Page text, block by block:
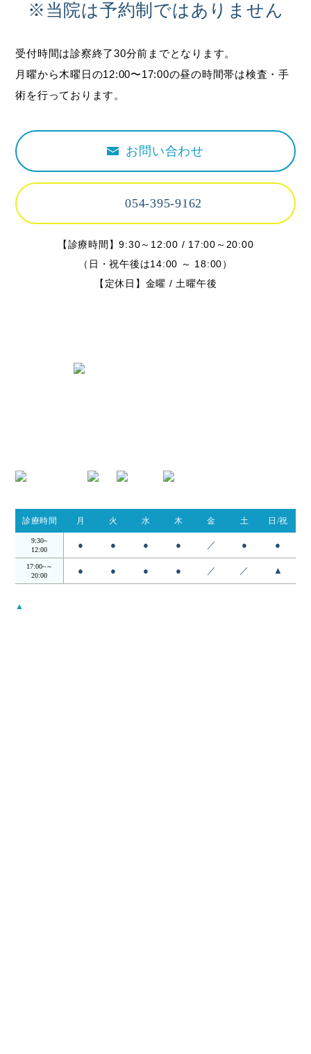
※当院は予約制ではありません
受付時間は診察終了30分前までとなります。
月曜から木曜日の12:00〜17:00の昼の時間帯は検査・手
術を行っております。
お問い合わせ
054-395-9162
【診療時間】9:30～12:00 / 17:00～20:00
（日・祝午後は14:00 ～ 18:00）
【定休日】金曜 / 土曜午後
診療時間 月 火 水 木 金 土 日/祝
9:30~
12:00
● ● ● ● ／ ● ●
17:00~～
20:00
● ● ● ● ／ ／ ▲
▲